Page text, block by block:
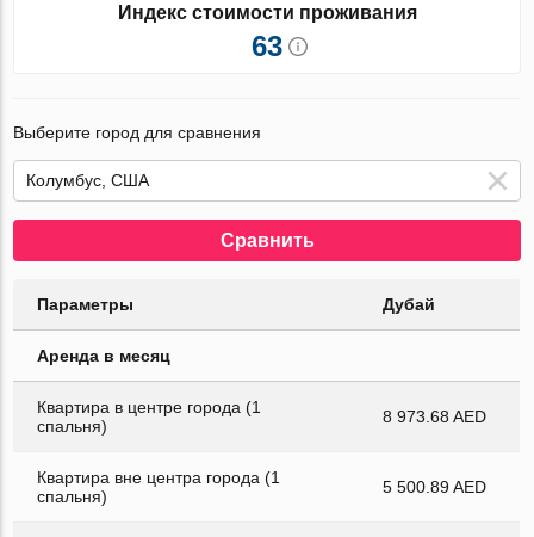
Индекс стоимости проживания
63
Выберите город для сравнения
Сравнить
Параметры Дубай
Аренда в месяц
Квартира в центре города (1
спальня)
8 973.68 AED
Квартира вне центра города (1
спальня)
5 500.89 AED